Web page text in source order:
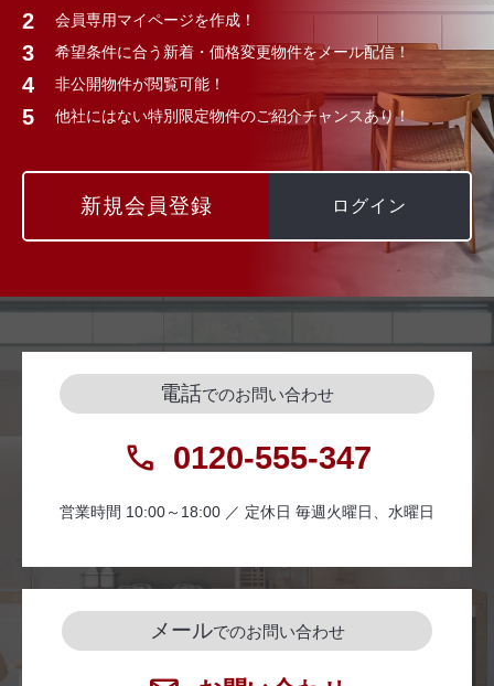
会員専用マイページを作成！
希望条件に合う新着・価格変更物件をメール配信！
非公開物件が閲覧可能！
他社にはない特別限定物件のご紹介チャンスあり！
新規会員登録 ログイン
電話でのお問い合わせ
0120-555-347
営業時間 10:00～18:00 ／ 定休日 毎週火曜日、水曜日
メールでのお問い合わせ